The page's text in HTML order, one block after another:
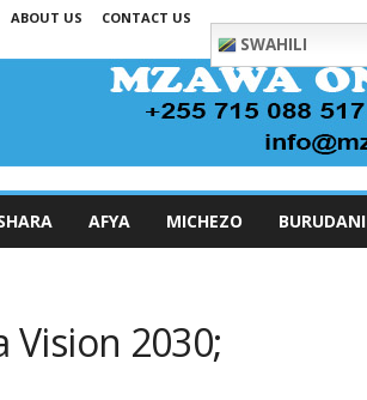
ABOUT US CONTACT US
SWAHILI
AFYA MICHEZO BURUDANI
Vision 2030;